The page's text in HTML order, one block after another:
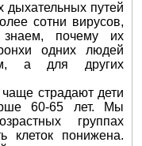
дыхательных путей
сотни вирусов,
почему их
одних людей
а для других
страдают дети
60-65 лет. Мы
группах
клеток понижена.